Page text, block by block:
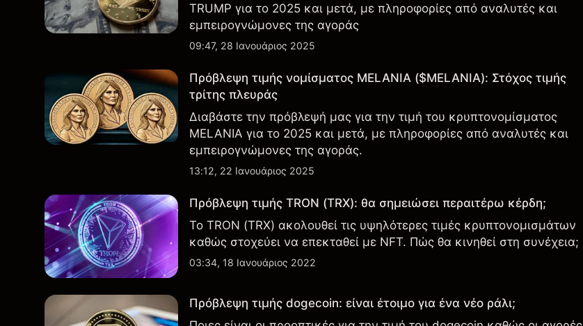
TRUMP για το 2025 και μετά, με πληροφορίες από αναλυτές και
εμπειρογνώμονες της αγοράς
09:47, 28 Ιανουάριος 2025
Πρόβλεψη τιμής νομίσματος MELANIA ($MELANIA): Στόχος τιμής
τρίτης πλευράς
Διαβάστε την πρόβλεψή μας για την τιμή του κρυπτονομίσματος
MELANIA για το 2025 και μετά, με πληροφορίες από αναλυτές και
εμπειρογνώμονες της αγοράς.
13:12, 22 Ιανουάριος 2025
Πρόβλεψη τιμής TRON (TRX): θα σημειώσει περαιτέρω κέρδη;
Το TRON (TRX) ακολουθεί τις υψηλότερες τιμές κρυπτονομισμάτων
καθώς στοχεύει να επεκταθεί με NFT. Πώς θα κινηθεί στη συνέχεια;
03:34, 18 Ιανουάριος 2022
Πρόβλεψη τιμής dogecoin: είναι έτοιμο για ένα νέο ράλι;